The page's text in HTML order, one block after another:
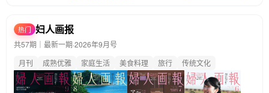
热门 妇人画报
共57期｜最新一期·2026年9月号
月刊
成熟优雅 家庭生活 美食料理 旅行 传统文化